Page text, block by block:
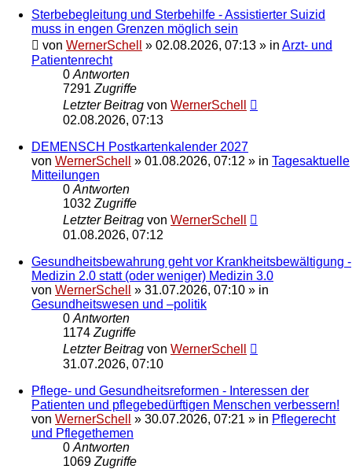
Sterbebegleitung und Sterbehilfe - Assistierter Suizid
muss in engen Grenzen möglich sein
von WernerSchell » 02.08.2026, 07:13 » in Arzt- und
Patientenrecht
0 Antworten
7291 Zugriffe
Letzter Beitrag von WernerSchell
02.08.2026, 07:13
DEMENSCH Postkartenkalender 2027
von WernerSchell » 01.08.2026, 07:12 » in Tagesaktuelle
Mitteilungen
0 Antworten
1032 Zugriffe
Letzter Beitrag von WernerSchell
01.08.2026, 07:12
Gesundheitsbewahrung geht vor Krankheitsbewältigung -
Medizin 2.0 statt (oder weniger) Medizin 3.0
von WernerSchell » 31.07.2026, 07:10 » in
Gesundheitswesen und –politik
0 Antworten
1174 Zugriffe
Letzter Beitrag von WernerSchell
31.07.2026, 07:10
Pflege- und Gesundheitsreformen - Interessen der
Patienten und pflegebedürftigen Menschen verbessern!
von WernerSchell » 30.07.2026, 07:21 » in Pflegerecht
und Pflegethemen
0 Antworten
1069 Zugriffe